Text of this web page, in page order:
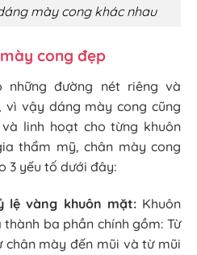
mày cong khác nhau
cong đẹp
những đường nét riêng và
vì vậy dáng mày cong cũng
linh hoạt cho từng khuôn
thẩm mỹ, chân mày cong
3 yếu tố dưới đây:
lệ vàng khuôn mặt: Khuôn
ba phần chính gồm: Từ
chân mày đến mũi và từ mũi